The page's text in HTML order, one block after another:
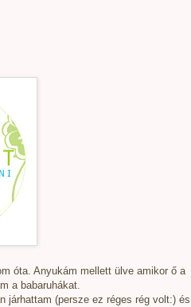
óta. Anyukám mellett ülve amikor ő a
a babaruhákat.
járhattam (persze ez réges rég volt:) és